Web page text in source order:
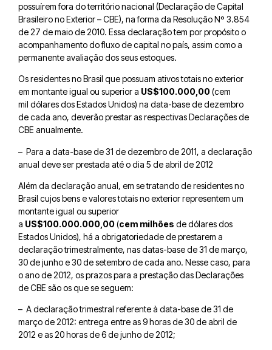
possuírem fora do território nacional (Declaração de Capital
Brasileiro no Exterior – CBE), na forma da Resolução Nº 3.854
de 27 de maio de 2010. Essa declaração tem por propósito o
acompanhamento do fluxo de capital no país, assim como a
permanente avaliação dos seus estoques.
Os residentes no Brasil que possuam ativos totais no exterior
em montante igual ou superior a US$100.000,00(cem
mil dólares dos Estados Unidos) na data-base de dezembro
de cada ano, deverão prestar as respectivas Declarações de
CBE anualmente.
– Para a data-base de 31 de dezembro de 2011, a declaração
anual deve ser prestada até o dia 5 de abril de 2012
Além da declaração anual, em se tratando de residentes no
Brasil cujos bens e valores totais no exterior representem um
montante igual ou superior
a US$100.000.000,00(cem milhões de dólares dos
Estados Unidos), há a obrigatoriedade de prestarem a
declaração trimestralmente, nas datas-base de 31 de março,
30 de junho e 30 de setembro de cada ano. Nesse caso, para
o ano de 2012, os prazos para a prestação das Declarações
de CBE são os que se seguem:
– A declaração trimestral referente à data-base de 31 de
março de 2012: entrega entre as 9 horas de 30 de abril de
2012 e as 20 horas de 6 de junho de 2012;